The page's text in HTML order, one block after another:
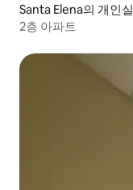
Santa Elena의 개인실
2층 아파트